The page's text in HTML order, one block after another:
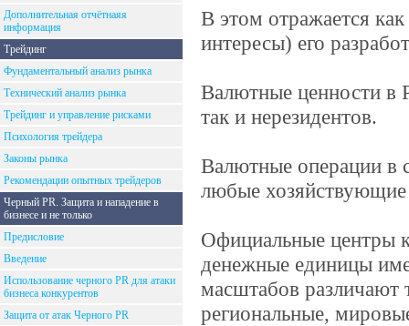
Дополнительная отчётнаяя
информация
Трейдинг
Фундаментальный анализ рынка
Технический анализ рынка
Трейдинг и управление рисками
Психология трейдера
Законы рынка
Рекомендации опытных трейдеров
Черный PR. Защита и нападение в
бизнесе и не только
Предисловие
Введение
Использование черного PR для атаки
бизнеса конкурентов
Защита от атак Черного PR
В этом отражается
интересы) его
Валютные ценности в
так и нерезидентов.
Валютные операции в
любые хозяйствующие
Официальные центры
денежные единицы
масштабов различают
региональные,